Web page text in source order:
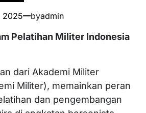
2025 byadmin
Pelatihan Militer Indonesia
dari Akademi Militer
Militer), memainkan peran
dan pengembangan